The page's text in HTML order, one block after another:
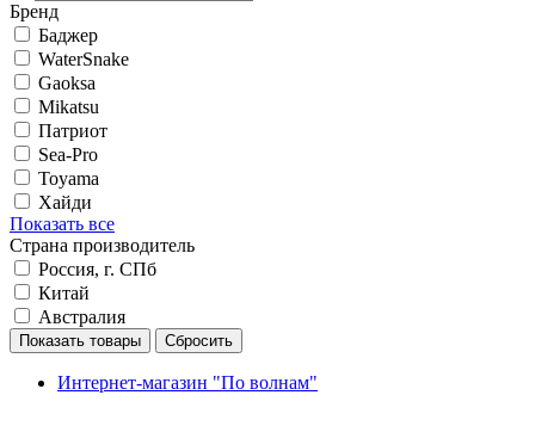
Бренд
Баджер
WaterSnake
Gaoksa
Mikatsu
Патриот
Sea-Pro
Toyama
Хайди
Показать все
Страна производитель
Россия, г. СПб
Китай
Австралия
Показать товары Сбросить
Интернет-магазин "По волнам"